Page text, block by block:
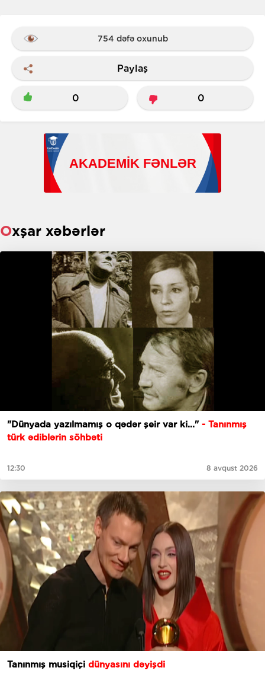
754 dəfə oxunub
Paylaş
0 0
Oxşar xəbərlər
"Dünyada yazılmamış o qədər şeir var ki..." - Tanınmış
türk ədiblərin söhbəti
12:30 8 avqust 2026
Tanınmış musiqiçi dünyasını dəyişdi